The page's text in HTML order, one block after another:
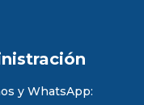
y WhatsApp: